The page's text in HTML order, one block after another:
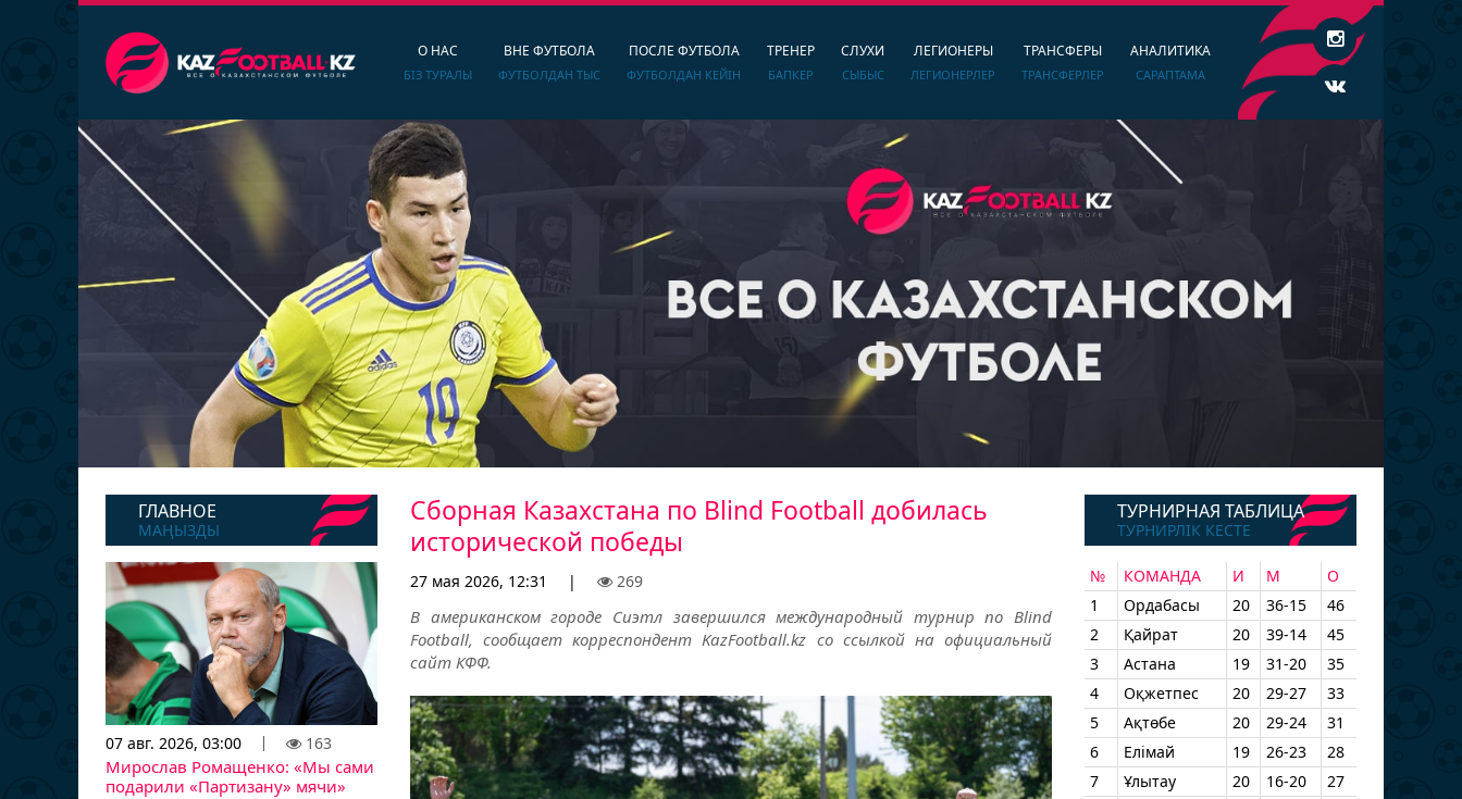
О НАС
БІЗ ТУРАЛЫ
ВНЕ ФУТБОЛА
ФУТБОЛДАН ТЫС
ПОСЛЕ ФУТБОЛА
ФУТБОЛДАН КЕЙІН
ТРЕНЕР
БАПКЕР
СЛУХИ
СЫБЫС
ЛЕГИОНЕРЫ
ЛЕГИОНЕРЛЕР
ТРАНСФЕРЫ
ТРАНСФЕРЛЕР
АНАЛИТИКА
САРАПТАМА
ГЛАВНОЕ
МАҢЫЗДЫ
07 авг. 2026, 03:00 163
Мирослав Ромащенко: «Мы сами
подарили «Партизану» мячи»
Сборная Казахстана по Blind Football добилась
исторической победы
27 мая 2026, 12:31 | 269
В американском городе Сиэтл завершился международный турнир по Blind
Football, сообщает корреспондент KazFootball.kz со ссылкой на официальный
сайт КФФ.
ТУРНИРНАЯ ТАБЛИЦА
ТУРНИРЛІК КЕСТЕ
№ КОМАНДА И М
О
1
Ордабасы 20 36-15
46
2
Қайрат 20 39-14
45
3
Астана 19 31-20
35
4
Оқжетпес 20 29-27
33
5
Ақтөбе 20 29-24
31
6
Елімай 19 26-23
28
7
Ұлытау 20 16-20
27